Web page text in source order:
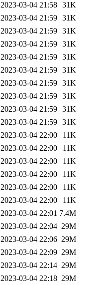
2023-03-04 21:58 31K
2023-03-04 21:59 31K
2023-03-04 21:59 31K
2023-03-04 21:59 31K
2023-03-04 21:59 31K
2023-03-04 21:59 31K
2023-03-04 21:59 31K
2023-03-04 21:59 31K
2023-03-04 21:59 31K
2023-03-04 21:59 31K
2023-03-04 22:00
11K
2023-03-04 22:00
11K
2023-03-04 22:00
11K
2023-03-04 22:00
11K
2023-03-04 22:00
11K
2023-03-04 22:00
11K
2023-03-04 22:01 7.4M
2023-03-04 22:04 29M
2023-03-04 22:06 29M
2023-03-04 22:09 29M
2023-03-04 22:14 29M
2023-03-04 22:18 29M